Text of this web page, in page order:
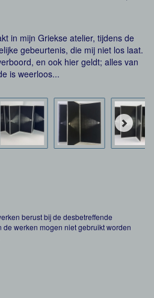
in mijn Griekse atelier, tijdens de
gebeurtenis, die mij niet los laat.
en ook hier geldt; alles van
is weerloos...
berust bij de desbetreffende
werken mogen niet gebruikt worden